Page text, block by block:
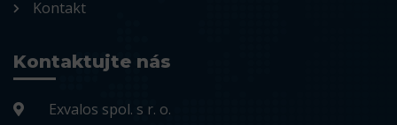
Kontakt
Kontaktujte nás
Exvalos spol. s r. o.